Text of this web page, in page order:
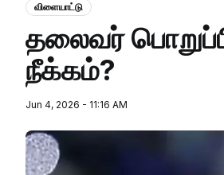
விளையாட்டு
தலைவர் பொறுப்பிலிருந்து சூர்யகுமார் யாதவ் விரைவில்
நீக்கம்?
Jun 4, 2026 - 11:16 AM